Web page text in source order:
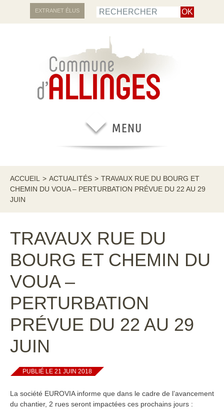
EXTRANET ÉLUS
ACCUEIL > ACTUALITÉS > TRAVAUX RUE DU BOURG ET
CHEMIN DU VOUA – PERTURBATION PRÉVUE DU 22 AU 29
JUIN
TRAVAUX RUE DU
BOURG ET CHEMIN DU
VOUA –
PERTURBATION
PRÉVUE DU 22 AU 29
JUIN
PUBLIÉ LE 21 JUIN 2018
La société EUROVIA informe que dans le cadre de l’avancement
du chantier, 2 rues seront impactées ces prochains jours :